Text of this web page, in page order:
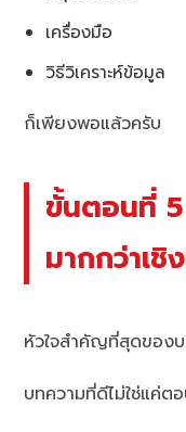
เครื่องมือ
วิธีวิเคราะห์ข้อมูล
ก็เพียงพอแล้วครับ
ขั้นตอนที่ 5
มากกว่าเชิ
หัวใจสำคัญที่สุดของ
บทความที่ดีไม่ใช่แค่ต